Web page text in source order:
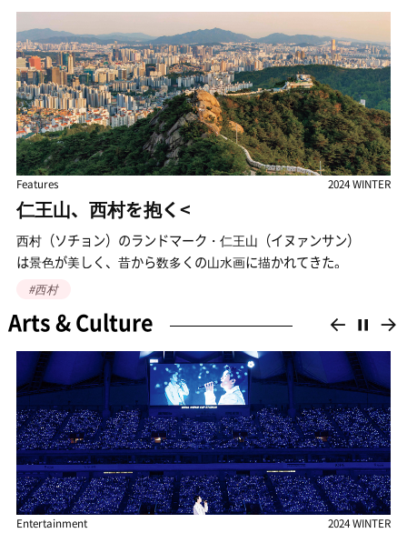
の文化活動が盛んに行われた。
近代には多くの文人や芸術家が過ごした場所でもある。
景福宮の西側の塀。この塀は地下鉄・景福宮駅から、
韓国の歴代大統領の足跡と韓国の伝統文化に触れられる青瓦台サ
塀の中ほどに景福宮の西の門・迎秋門（ヨンチュムン）がある。
Features 2024 AUTUMN
時が経っても色あせない弘大のアイコン
弘大（ホンデ）前はソウルの最も代表的な繁華街で、
観光スポットとしても知られている。
弘大前は急速な商業化によって変わりつつあるが、
それぞれの個性で弘大のアイデンティティーを守っている。
弘大前の入り口（弘益路3ギル）にあるホミ画房。
50年の歴史を有し、
1987年には創業者の息子が店を継いで現在は孫も働いている。
ホミ画房のロゴは1970年代後半、
常連だった弘益大学校の大学院生が「美術は永遠だ」
という意味を込めてデザインしたもの。
#ホンデ
Arts & Culture
Guardians of Heritage 2024
이전정